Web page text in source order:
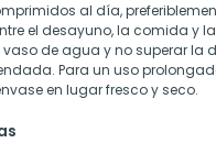
al día,
el desayuno, la comida y
vaso de agua y no superar la
Para un uso
en lugar fresco y seco.